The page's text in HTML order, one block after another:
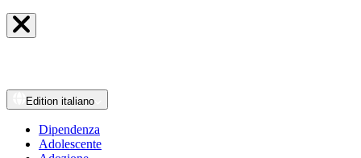
Edition italiano
Dipendenza
Adolescente